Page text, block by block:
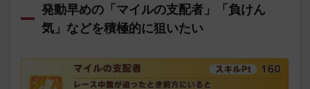
発動早めの「マイルの支配者」「負けん
気」などを積極的に狙いたい